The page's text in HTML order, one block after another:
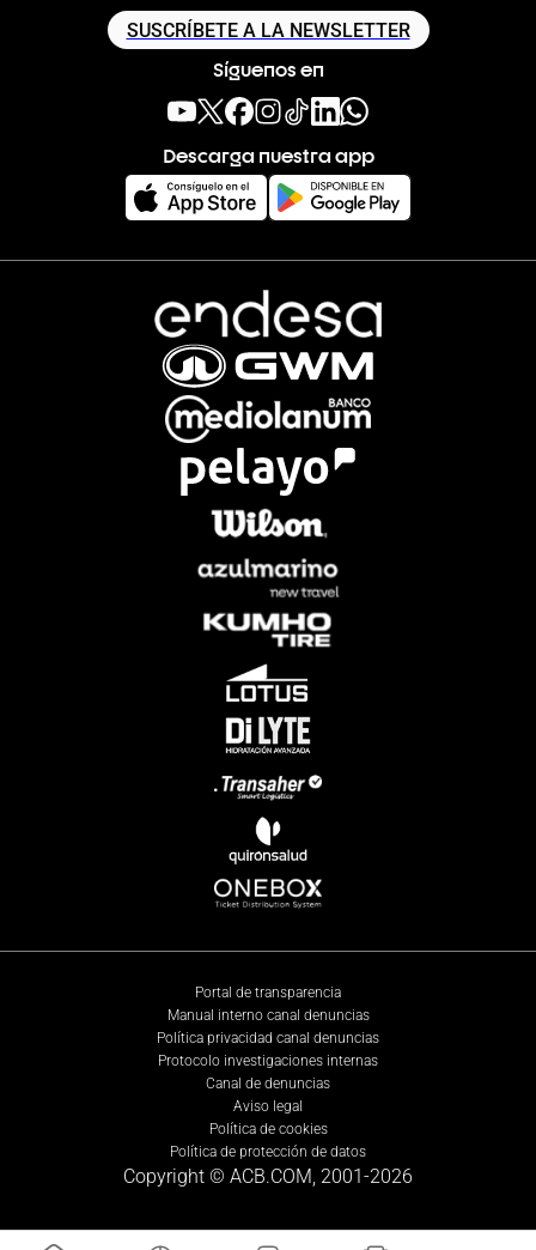
SUSCRÍBETE A LA NEWSLETTER
Síguenos en
Descarga nuestra app
Portal de transparencia
Manual interno canal denuncias
Política privacidad canal denuncias
Protocolo investigaciones internas
Canal de denuncias
Aviso legal
Política de cookies
Política de protección de datos
Copyright © ACB.COM, 2001-2026